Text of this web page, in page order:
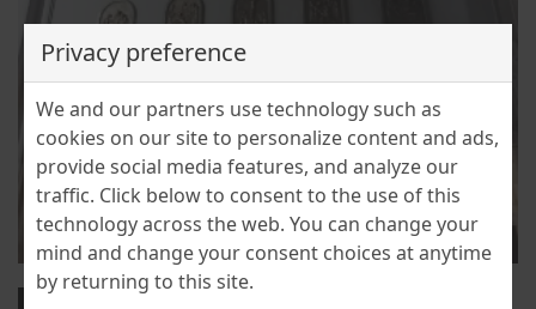
CULTURE TRADITIONS
Privacy preference
We and our partners use technology such as
cookies on our site to personalize content and ads,
provide social media features, and analyze our
traffic. Click below to consent to the use of this
technology across the web. You can change your
mind and change your consent choices at anytime
by returning to this site.